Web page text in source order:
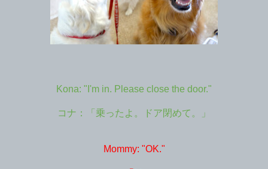
Kona: "I'm in. Please close the door."
コナ：「乗ったよ。ドア閉めて。」
Mommy: "OK."